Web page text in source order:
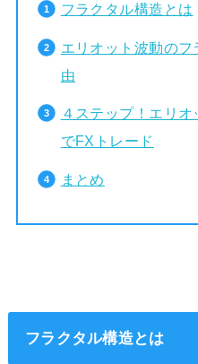
フラクタル構造とは
エリオット波動の
由
４ステップ！エリ
でFXトレード
まとめ
フラクタル構造とは